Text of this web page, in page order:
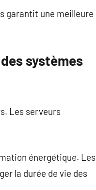
garantit une meilleure
systèmes
Les serveurs
énergétique. Les
la durée de vie des